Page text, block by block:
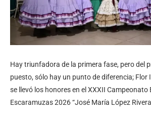
Hay triunfadora de la primera fase, pero del
puesto, sólo hay un punto de diferencia; Flor
se llevó los honores en el XXXII Campeonato
Escaramuzas 2026 “José María López